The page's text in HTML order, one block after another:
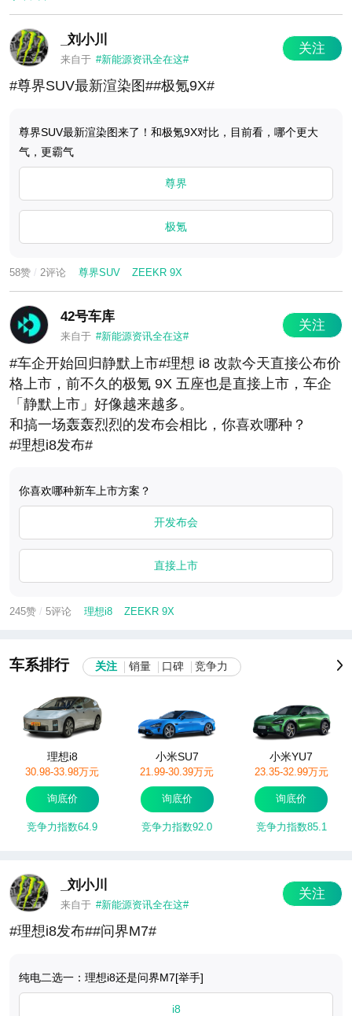
_刘小川
来自于 #新能源资讯全在这#
关注
#尊界SUV最新渲染图##极氪9X#
尊界SUV最新渲染图来了！和极氪9X对比，目前看，哪个更大
气，更霸气
尊界
极氪
58赞 / 2评论 尊界SUV ZEEKR 9X
42号车库
来自于 #新能源资讯全在这#
关注
#车企开始回归静默上市#理想 i8 改款今天直接公布价
格上市，前不久的极氪 9X 五座也是直接上市，车企
「静默上市」好像越来越多。
和搞一场轰轰烈烈的发布会相比，你喜欢哪种？
#理想i8发布#
你喜欢哪种新车上市方案？
开发布会
直接上市
245赞 / 5评论 理想i8 ZEEKR 9X
车系排行 关注 销量 口碑 竞争力
理想i8
30.98-33.98万元
询底价
竞争力指数64.9
小米SU7
21.99-30.39万元
询底价
竞争力指数92.0
小米YU7
23.35-32.99万元
询底价
竞争力指数85.1
_刘小川
来自于 #新能源资讯全在这#
关注
#理想i8发布##问界M7#
纯电二选一：理想i8还是问界M7[举手] ​​​
i8